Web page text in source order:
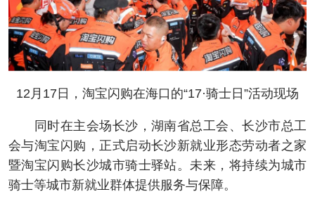
12月17日，淘宝闪购在海口的“17·骑士日”活动现场
同时在主会场长沙，湖南省总工会、长沙市总工
会与淘宝闪购，正式启动长沙新就业形态劳动者之家
暨淘宝闪购长沙城市骑士驿站。未来，将持续为城市
骑士等城市新就业群体提供服务与保障。